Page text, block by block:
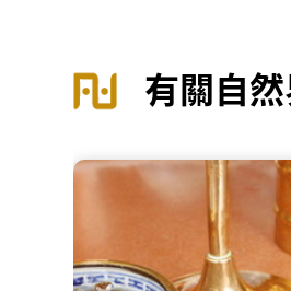
有關自